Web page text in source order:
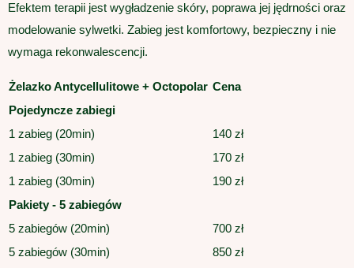
Efektem terapii jest wygładzenie skóry, poprawa jej jędrności oraz
modelowanie sylwetki. Zabieg jest komfortowy, bezpieczny i nie
wymaga rekonwalescencji.
Żelazko Antycellulitowe + Octopolar Cena
Pojedyncze zabiegi
1 zabieg (20min)
140 zł
1 zabieg (30min)
170 zł
1 zabieg (30min)
190 zł
Pakiety - 5 zabiegów
5 zabiegów (20min)
700 zł
5 zabiegów (30min)
850 zł